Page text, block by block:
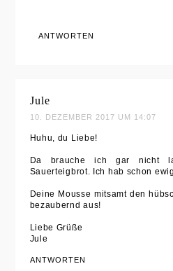
ANTWORTEN
Jule
10. DEZEMBER 2017 UM 14:07
Huhu, du Liebe!
Da brauche ich gar nicht
Sauerteigbrot. Ich hab schon
Deine Mousse mitsamt den
bezaubernd aus!
Liebe Grüße
Jule
ANTWORTEN